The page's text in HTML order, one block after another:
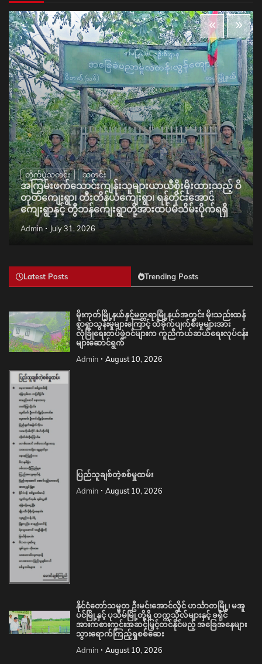
တိုက်ပွဲသတင်း သတင်း
အကြမ်းဖက်သောင်းကျန်းသူများယာယီစိုးမိုးထားသည့် ဝိ
တုတ်ကျေးရွာ၊ တီးတိန်ယံကျေးရွာ၊ ရန်တိုင်းအောင်
ကျေးရွာနှင့် တွီဘန်ကျေးရွာတို့အားထပ်မံသိမ်းပိုက်ရရှိ
Admin July 31, 2026
Latest Posts Trending Posts
မိုးကုတ်မြို့နယ်နှင့်မတ္တရာမြို့နယ်အတွင်း မိုးသည်းထန်
စွာရွာသွန်းမှုများကြောင့် ထိခိုက်ပျက်စီးမှုများအား
လုံခြုံရေးတပ်ဖွဲ့ဝင်များက ကူညီကယ်ဆယ်ရေးလုပ်ငန်း
များဆောင်ရွက်
Admin August 10, 2026
ပြည်သူချစ်တဲ့စစ်မှုထမ်း
Admin August 10, 2026
နိုင်ငံတော်သမ္မတ ဦးမင်းအောင်လှိုင် ဟင်္သာတမြို့၊ မအူ
ပင်မြို့နှင့် ပုသိမ်မြို့တို့ရှိ တက္ကသိုလ်များနှင့် ခရိုင်
အားကစားကွင်းအဆင့်မြှင့်တင်နိုင်မည့် အခြေအနေများ
သွားရောက်ကြည့်ရှုစစ်ဆေး
Admin August 10, 2026